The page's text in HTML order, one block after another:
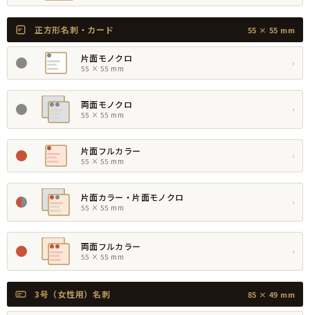
正方形名刺・カード 55 × 55 mm
片面モノクロ
55 × 55 mm
›
両面モノクロ
55 × 55 mm
›
片面フルカラー
55 × 55 mm
›
片面カラー・片面モノクロ
55 × 55 mm
›
両面フルカラー
55 × 55 mm
›
3号（女性用）名刺 85 × 49 mm